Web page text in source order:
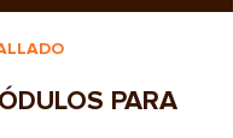
PARA